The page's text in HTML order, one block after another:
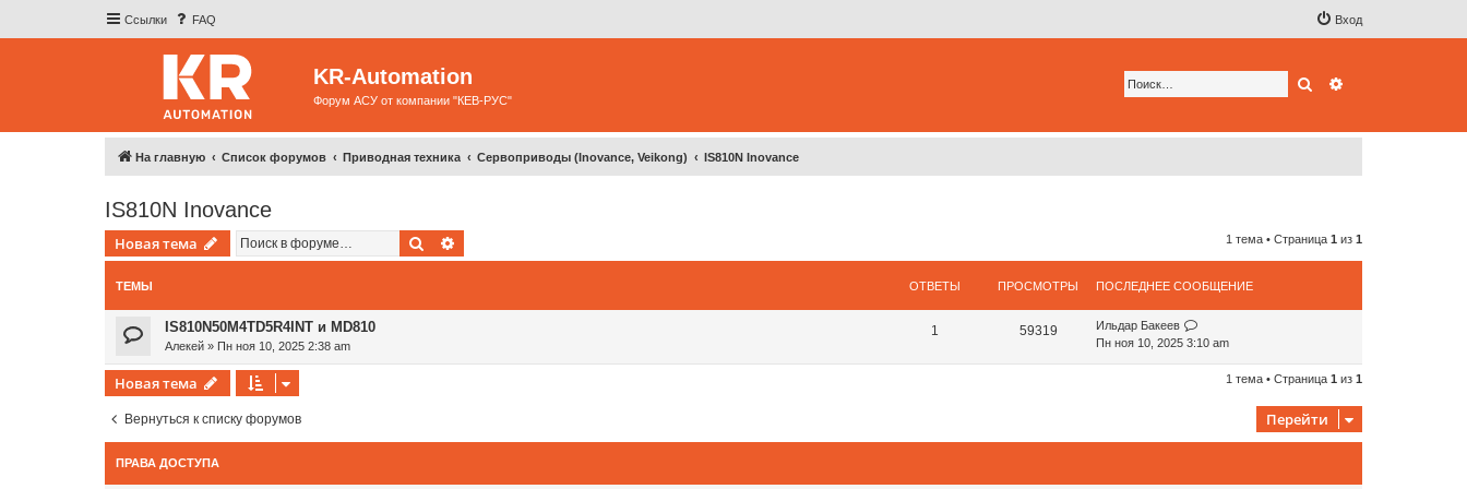
Ссылки FAQ Вход
KR-Automation
Форум АСУ от компании "КЕВ-РУС"
Поиск
На главную Список форумов Приводная техника Сервоприводы (Inovance, Veikong) IS810N Inovance
IS810N Inovance
Новая тема Поиск 1 тема • Страница 1 из 1
ТЕМЫ ОТВЕТЫ ПРОСМОТРЫ ПОСЛЕДНЕЕ СООБЩЕНИЕ
IS810N50M4TD5R4INT и MD810
Алекей » Пн ноя 10, 2025 2:38 am
1 59319
Ильдар Бакеев
Пн ноя 10, 2025 3:10 am
Новая тема 1 тема • Страница 1 из 1
Вернуться к списку форумов Перейти
ПРАВА ДОСТУПА